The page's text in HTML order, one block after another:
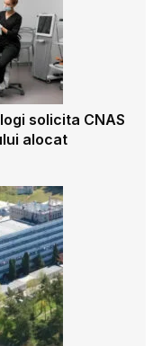
solicita CNAS
alocat